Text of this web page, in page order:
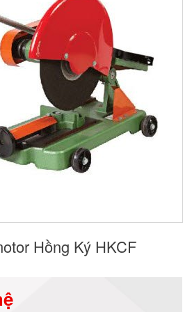
Hồng Ký HKCF